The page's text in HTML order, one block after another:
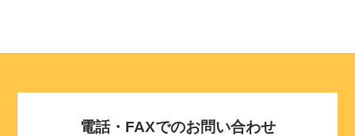
電話・FAXでのお問い合わせ